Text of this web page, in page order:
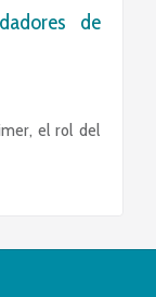
de
el rol del